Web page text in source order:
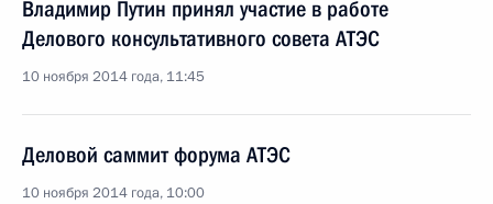
Владимир Путин принял участие в работе
Делового консультативного совета АТЭС
10 ноября 2014 года, 11:45
Деловой саммит форума АТЭС
10 ноября 2014 года, 10:00